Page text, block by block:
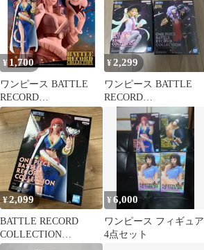
¥ 1,700
ワンピース BATTLE
RECORD
COLLECTION グロリ
オーサ
¥2,299
ワンピース BATTLE
RECORD
COLLECTION フィギ
ュア 2種
¥2,099
BATTLE RECORD
COLLECTION
GLORIOSA
¥6,000
ワンピース フィギュア
4点セット